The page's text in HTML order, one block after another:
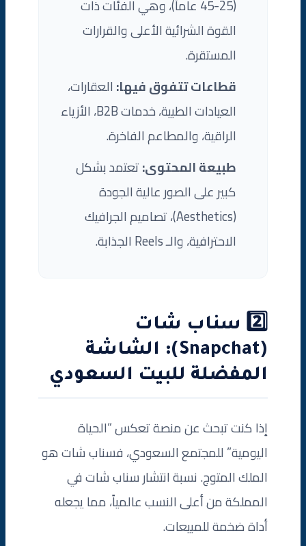
(25-45 عاماً)، وهي الفئات ذات
القوة الشرائية الأعلى والقرارات
المستقرة.
قطاعات تتفوق فيها: العقارات،
العيادات الطبية، خدمات B2B، الأزياء
الراقية، والمطاعم الفاخرة.
طبيعة المحتوى:تعتمد بشكل
كبير على الصور عالية الجودة
(Aesthetics)، تصاميم الجرافيك
الاحترافية، والـ Reels الجذابة.
2️⃣ سناب شات
(Snapchat): الشاشة
المفضلة للبيت السعودي
إذا كنت تبحث عن منصة تعكس “الحياة
اليومية” للمجتمع السعودي، فسناب شات هو
الملك المتوج. نسبة انتشار سناب شات في
المملكة من أعلى النسب عالمياً، مما يجعله
أداة ضخمة للمبيعات.